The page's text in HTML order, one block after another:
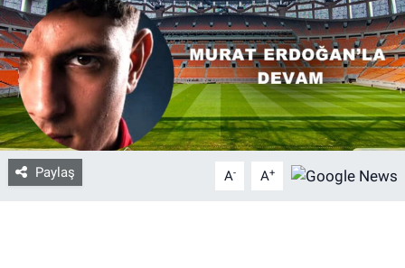
Paylaş A- A+
MANŞET
RESMİ İLANLAR
İLAN
Bize ulaşın